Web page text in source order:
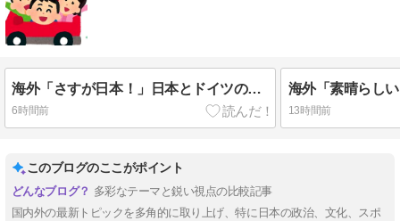
海外「さすが日本！」日本とドイツの仕事効率の差が分かる数字に海外が大騒ぎ
6時間前 13時間前
このブログのここがポイント
多彩なテーマと鋭い視点の比較記事
国内外の最新トピックを多角的に取り上げ、特に日本の政治、文化、スポ